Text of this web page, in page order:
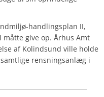
handlingsplan II,
give op. Århus Amt
af Kolindsund ville holde
rensningsanlæg i